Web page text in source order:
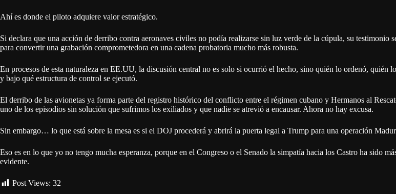
Ahí es donde el piloto adquiere valor estratégico.
Si declara que una acción de derribo contra aeronaves civiles no podía realizarse sin luz verde de la cúpula, su testimonio
para convertir una grabación comprometedora en una cadena probatoria mucho más robusta.
En procesos de esta naturaleza en EE.UU, la discusión central no es solo si ocurrió el hecho, sino quién lo ordenó, quién
y bajo qué estructura de control se ejecutó.
El derribo de las avionetas ya forma parte del registro histórico del conflicto entre el régimen cubano y Hermanos al
uno de los episodios sin solución que sufrimos los exiliados y que nadie se atrevió a encausar. Ahora no hay excusa.
Sin embargo… lo que está sobre la mesa es si el DOJ procederá y abrirá la puerta legal a Trump para una operación
Eso es en lo que yo no tengo mucha esperanza, porque en el Congreso o el Senado la simpatía hacia los Castro ha sido
evidente.
Post Views: 32